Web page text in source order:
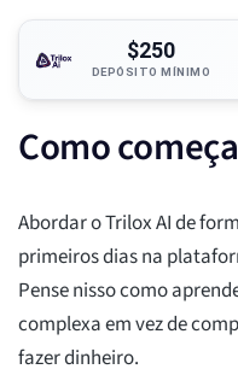
$250
DEPÓSITO MÍNIMO
Como
Abordar o Trilox AI de
primeiros dias na
Pense nisso como
complexa em vez de
fazer dinheiro.